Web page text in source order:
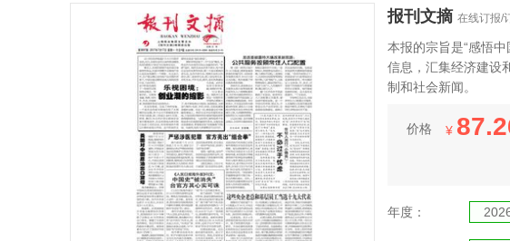
报刊文摘在线订报/
本报的宗旨是“感悟
信息，汇集经济建设
制和社会新闻。
价格 ¥
年度：